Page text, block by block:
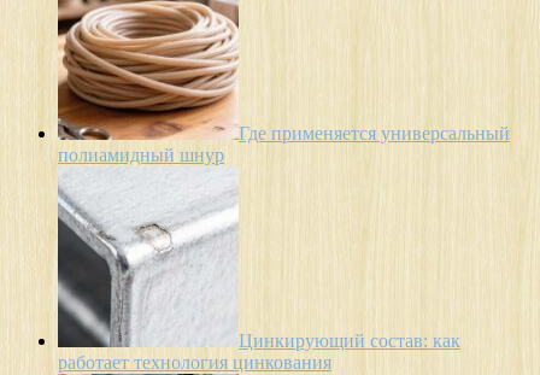
Где применяется универсальный
полиамидный шнур
Цинкирующий состав: как
работает технология цинкования